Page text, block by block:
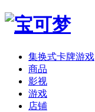
集换式卡牌游戏
商品
影视
游戏
店铺